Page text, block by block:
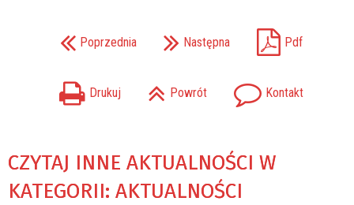
Poprzednia Następna Pdf
Drukuj Powrót Kontakt
CZYTAJ INNE AKTUALNOŚCI W
KATEGORII: AKTUALNOŚCI